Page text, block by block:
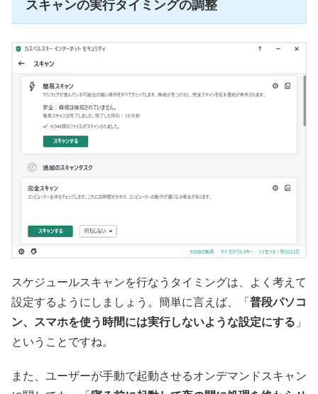
スキャンの実行タイミングの調整
スケジュールスキャンを行なうタイミングは、よく考えて
設定するようにしましょう。簡単に言えば、「普段パソコ
ン、スマホを使う時間には実行しないような設定にする 」
ということですね。
また、ユーザーが手動で起動させるオンデマンドスキャン